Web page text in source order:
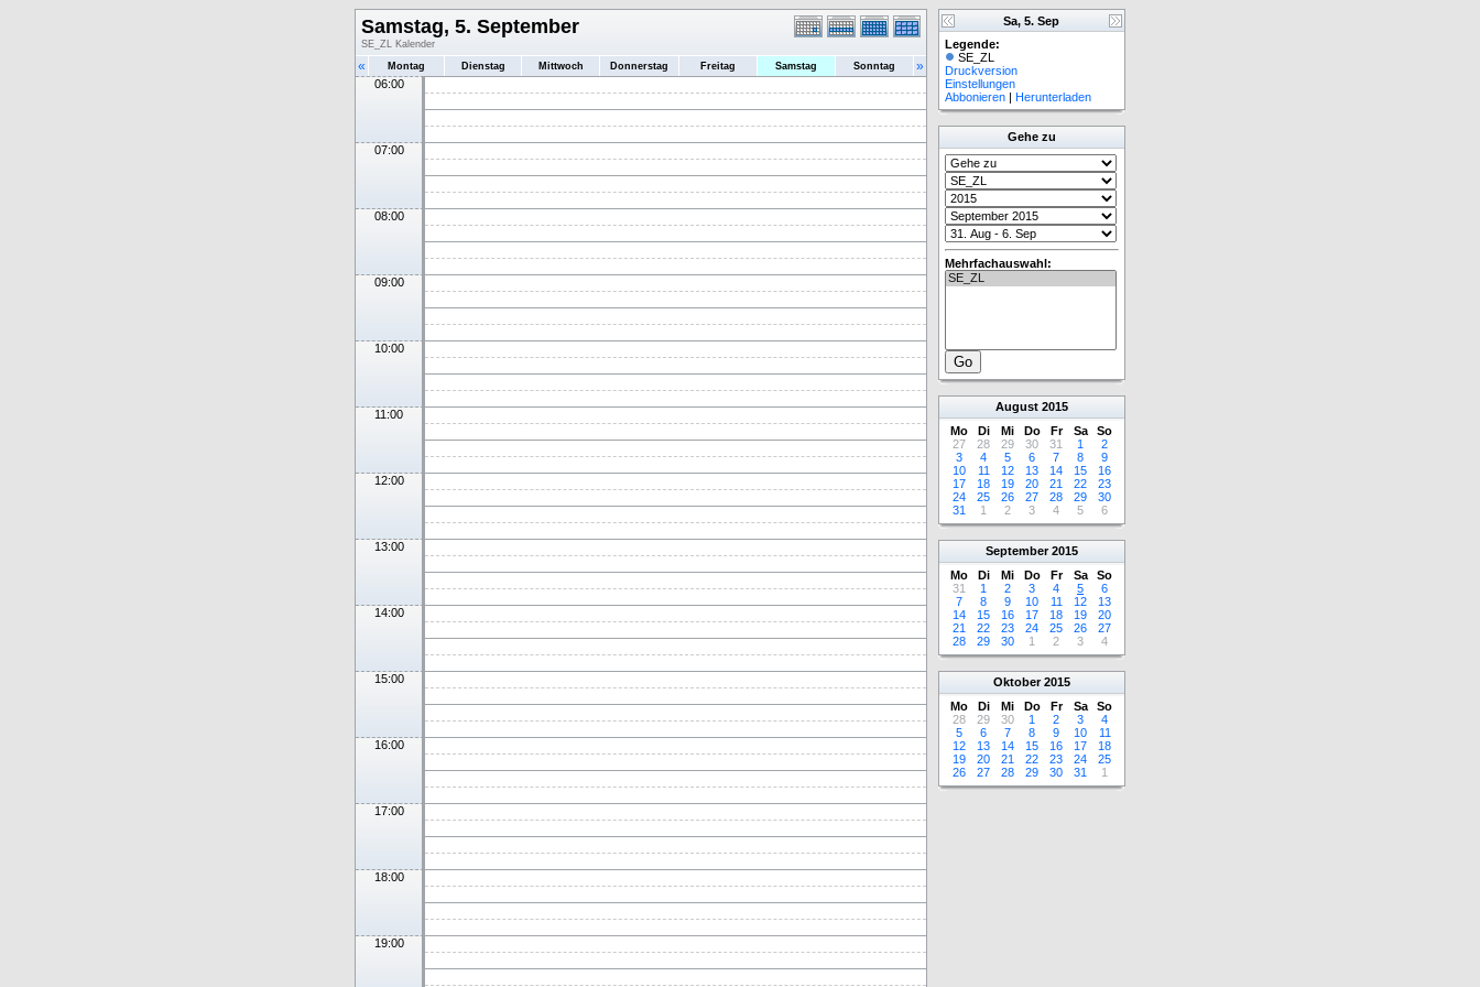
Samstag, 5. September
SE_ZL Kalender
« Montag Dienstag Mittwoch Donnerstag Freitag Samstag Sonntag »
06:00
07:00
08:00
09:00
10:00
11:00
12:00
13:00
14:00
15:00
16:00
17:00
18:00
19:00
Sa, 5. Sep
Legende:
SE_ZL
Druckversion
Einstellungen
Abbonieren | Herunterladen
Gehe zu
Mehrfachauswahl:
August 2015
Mo
Di Mi Do Fr Sa
So
27
28 29 30 31 1
2
3
4 5 6 7 8
9
10
11 12 13 14 15
16
17
18 19 20 21 22
23
24
25 26 27 28 29
30
31
1 2 3 4 5 6
September 2015
Mo
Di Mi Do Fr Sa
So
31
1 2 3 4 5
6
7
8 9 10 11 12
13
14
15 16 17 18 19
20
21
22 23 24 25 26
27
28
29 30 1 2 3 4
Oktober 2015
Mo
Di Mi Do Fr Sa
So
28
29 30 1 2 3
4
5
6 7 8 9 10
11
12
13 14 15 16 17
18
19
20 21 22 23 24
25
26
27 28 29 30 31 1